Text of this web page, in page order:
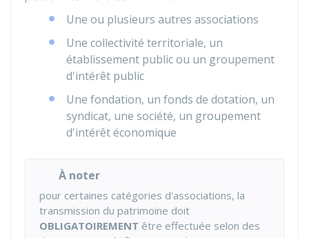
Une ou plusieurs autres associations
Une collectivité territoriale, un
établissement public ou un groupement
d'intérêt public
Une fondation, un fonds de dotation, un
syndicat, une société, un groupement
d'intérêt économique
À noter
pour certaines catégories d'associations, la
transmission du patrimoine doit
OBLIGATOIREMENT être effectuée selon des